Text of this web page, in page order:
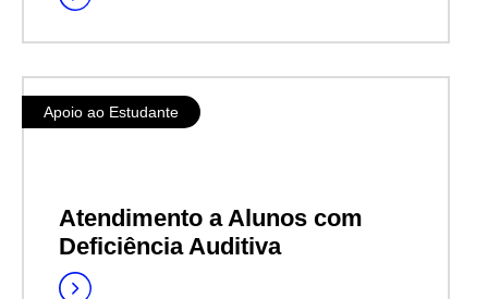
Apoio ao Estudante
Atendimento a Alunos com
Deficiência Auditiva